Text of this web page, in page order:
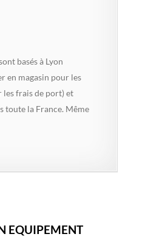
basés à Lyon
en magasin pour les
frais de port) et
toute la France. Même
EQUIPEMENT